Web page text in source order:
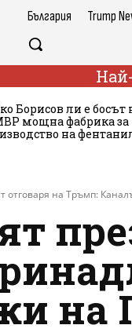
България Trump
Борисов ли е босът
мощна фабрика за
на
отговаря на Тръмп:
на